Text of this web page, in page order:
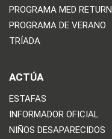
PROGRAMA MED RETURN
PROGRAMA DE VERANO
TRÍADA
ACTÚA
ESTAFAS
INFORMADOR OFICIAL
NIÑOS DESAPARECIDOS